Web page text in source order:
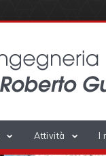
Attività I